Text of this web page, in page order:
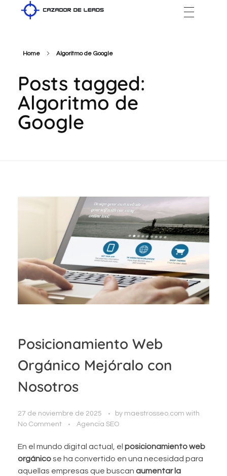
Home Algoritmo de Google
Posts tagged:
Algoritmo de
Google
Posicionamiento Web
Orgánico Mejóralo con
Nosotros
27 de noviembre de 2025 by maestrosseo.com with
No Comment
Agencia SEO
En el mundo digital actual, el posicionamiento web
orgánicose ha convertido en una necesidad para
aquellas empresas que buscan aumentar la